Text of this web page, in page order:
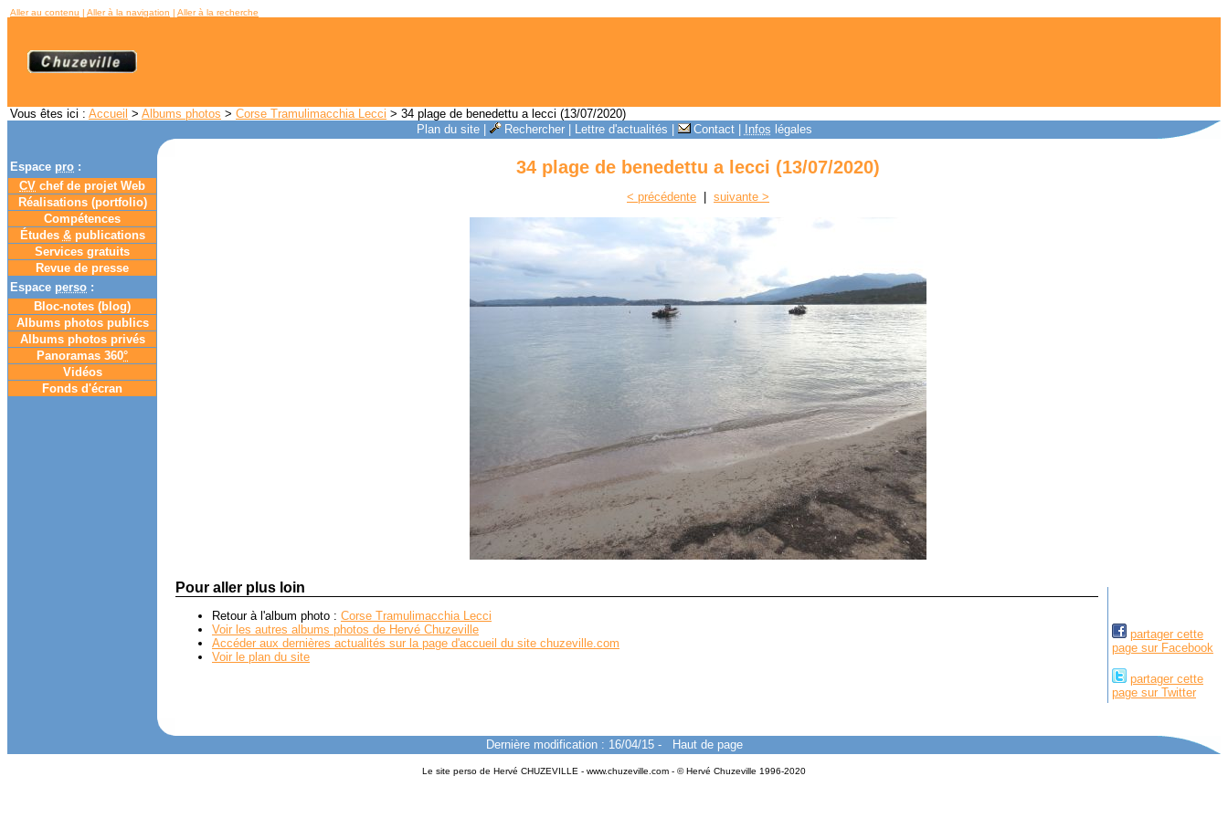
Aller au contenu | Aller à la navigation | Aller à la recherche
Vous êtes ici : Accueil > Albums photos > Corse Tramulimacchia Lecci > 34 plage de benedettu a lecci (13/07/2020)
Plan du site| Rechercher| Lettre d'actualités Contact| Infos légales
Espace pro :
CV chef de projet Web
Réalisations (portfolio)
Compétences
Études &publications
Services gratuits
Revue de presse
Espace perso :
Bloc-notes (blog)
Albums photos publics
Albums photos privés
Panoramas 360°
Vidéos
Fonds d'écran
34 plage de benedettu a lecci (13/07/2020)
< précédente suivante >
partager cette
page sur Facebook
partager cette
page sur Twitter
Pour aller plus loin
Retour à l'album photo : Corse Tramulimacchia Lecci
Voir les autres albums photos de Hervé Chuzeville
Accéder aux dernières actualités sur la page d'accueil du site chuzeville.com
Voir le plan du site
Dernière modification : 16/04/15- Haut de page
Le site perso de Hervé CHUZEVILLE - www.chuzeville.com - © Hervé Chuzeville 1996-2020